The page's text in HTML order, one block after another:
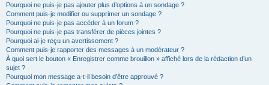
Pourquoi ne puis-je pas ajouter plus d’options à un sondage ?
Comment puis-je modifier ou supprimer un sondage ?
Pourquoi ne puis-je pas accéder à un forum ?
Pourquoi ne puis-je pas transférer de pièces jointes ?
Pourquoi ai-je reçu un avertissement ?
Comment puis-je rapporter des messages à un modérateur ?
À quoi sert le bouton « Enregistrer comme brouillon » affiché lors de la rédaction d’un
sujet ?
Pourquoi mon message a-t-il besoin d’être approuvé ?